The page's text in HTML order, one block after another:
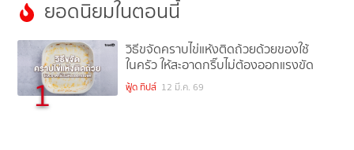
ยอดนิยมในตอนนี้
1
วิธีขจัดคราบไข่แห้งติดถ้วยด้วยของใช้
ในครัว ให้สะอาดกริ๊บไม่ต้องออกแรงขัด
ฟู้ด ทิปส์ 12 มี.ค. 69